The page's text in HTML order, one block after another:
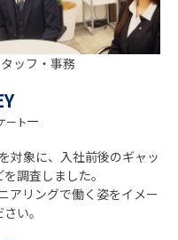
ッフ・事務
ート
対象に、入社前後のギャッ
調査しました。
アリングで働く姿をイメー
い。